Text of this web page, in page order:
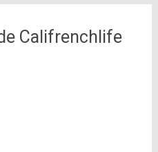
Califrenchlife